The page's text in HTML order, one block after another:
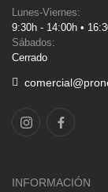
Lunes-Viernes:
9:30h - 14:00h •
Sábados:
Cerrado
INFORMACIÓN